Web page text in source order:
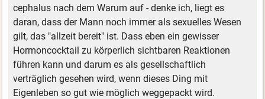
cephalus nach dem Warum auf - denke ich, liegt es
daran, dass der Mann noch immer als sexuelles Wesen
gilt, das "allzeit bereit" ist. Dass eben ein gewisser
Hormoncocktail zu körperlich sichtbaren Reaktionen
führen kann und darum es als gesellschaftlich
verträglich gesehen wird, wenn dieses Ding mit
Eigenleben so gut wie möglich weggepackt wird.